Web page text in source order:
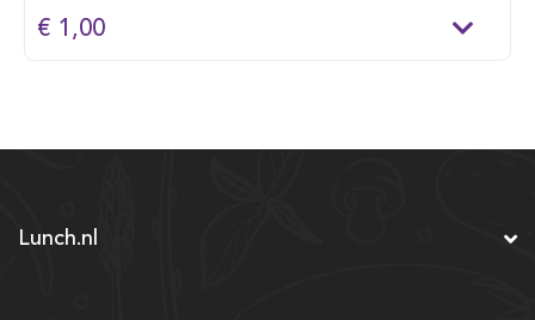
€ 1,00
Lunch.nl